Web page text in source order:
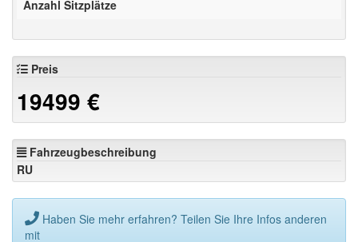
Anzahl Sitzplätze
Preis
19499 €
Fahrzeugbeschreibung
RU
Haben Sie mehr erfahren? Teilen Sie Ihre Infos anderen
mit